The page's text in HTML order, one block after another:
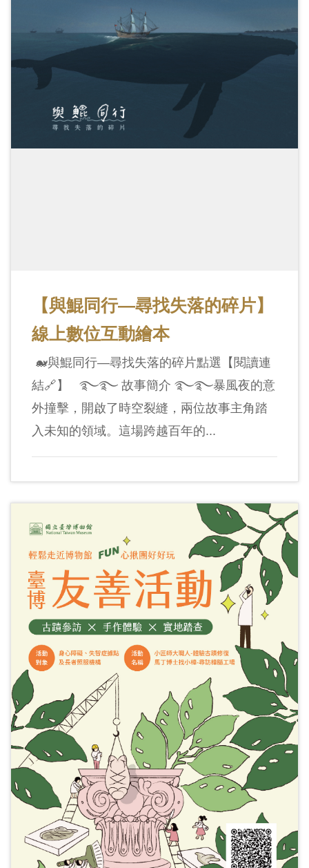
【與鯤同行—尋找失落的碎片】
線上數位互動繪本
🐋與鯤同行—尋找失落的碎片點選【閱讀連
結🔗】 ࿐࿐ 故事簡介 ࿐࿐暴風夜的意
外撞擊，開啟了時空裂縫，兩位故事主角踏
入未知的領域。這場跨越百年的...